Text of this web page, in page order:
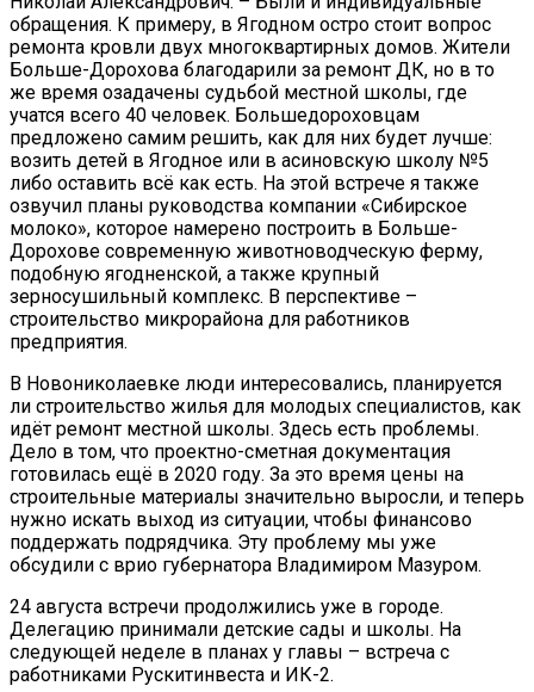
обращения. К примеру, в Ягодном остро стоит вопрос
ремонта кровли двух многоквартирных домов. Жители
Больше-Дорохова благодарили за ремонт ДК, но в то
же время озадачены судьбой местной школы, где
учатся всего 40 человек. Большедороховцам
предложено самим решить, как для них будет лучше:
возить детей в Ягодное или в асиновскую школу №5
либо оставить всё как есть. На этой встрече я также
озвучил планы руководства компании «Сибирское
молоко», которое намерено построить в Больше-
Дорохове современную животноводческую ферму,
подобную ягодненской, а также крупный
зерносушильный комплекс. В перспективе –
строительство микрорайона для работников
предприятия.
В Новониколаевке люди интересовались, планируется
ли строительство жилья для молодых специалистов, как
идёт ремонт местной школы. Здесь есть проблемы.
Дело в том, что проектно-сметная документация
готовилась ещё в 2020 году. За это время цены на
строительные материалы значительно выросли, и теперь
нужно искать выход из ситуации, чтобы финансово
поддержать подрядчика. Эту проблему мы уже
обсудили с врио губернатора Владимиром Мазуром.
24 августа встречи продолжились уже в городе.
Делегацию принимали детские сады и школы. На
следующей неделе в планах у главы – встреча с
работниками Рускитинвеста и ИК-2.